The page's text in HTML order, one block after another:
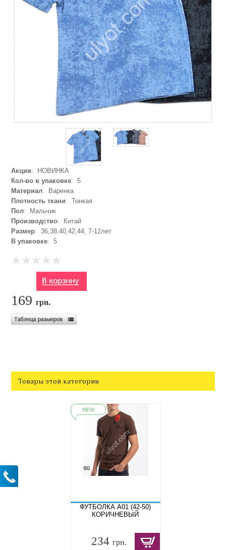
Акции: НОВИНКА
Кол-во в упаковке: 5
Материал: Варенка
Плотность ткани: Тонкая
Пол: Мальчик
Производство: Китай
Размер: 36,38,40,42,44, 7-12лет
В упаковке: 5
169грн.
Товары этой категории
ФУТБОЛКА A01 (42-50)
КОРИЧНЕВЫЙ
234 грн.